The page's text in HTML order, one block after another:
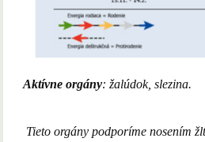
Aktívne orgány: žalúdok, slezina.
Tieto orgány podporíme nosením